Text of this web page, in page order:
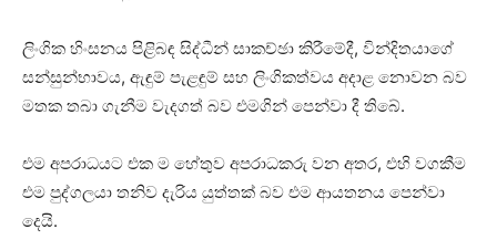
ලිංගික හිංසනය පිළිබඳ සිද්ධීන් සාකච්ඡා කිරීමේදී, වින්දිතයාගේ
සන්සුන්භාවය, ඇඳුම් පැළඳුම් සහ ලිංගිකත්වය අදාළ නොවන බව
මතක තබා ගැනීම වැදගත් බව එමගින් පෙන්වා දී තිබේ.
එම අපරාධයට එක ම හේතුව අපරාධකරු වන අතර, එහි වගකීම
එම පුද්ගලයා තනිව දැරිය යුත්තක් බව එම ආයතනය පෙන්වා
දෙයි.